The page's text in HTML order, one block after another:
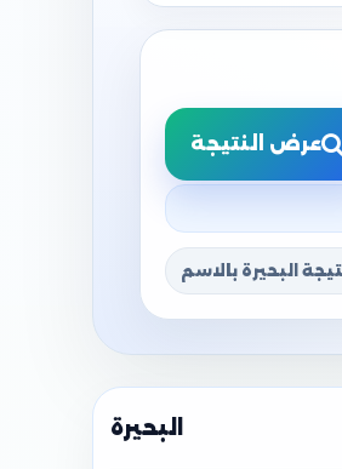
عرض النتيجة
البحيرة بالاسم
البحيرة